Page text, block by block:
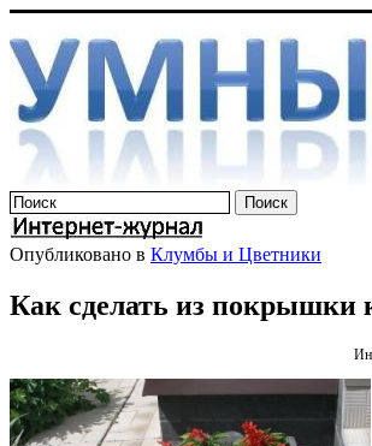
Опубликовано в Клумбы и Цветники
Как сделать из покрышки